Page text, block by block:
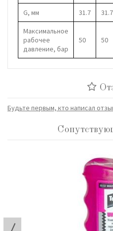
G, мм 31.7 31.7
Максимальное
рабочее
давление, бар
50 50
Будьте первым, кто написал